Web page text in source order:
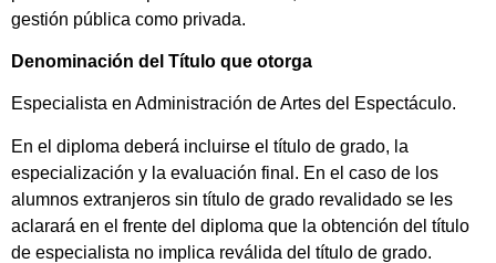
gestión pública como privada.
Denominación del Título que otorga
Especialista en Administración de Artes del Espectáculo.
En el diploma deberá incluirse el título de grado, la
especialización y la evaluación final. En el caso de los
alumnos extranjeros sin título de grado revalidado se les
aclarará en el frente del diploma que la obtención del título
de especialista no implica reválida del título de grado.